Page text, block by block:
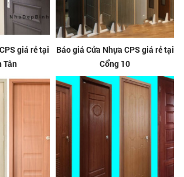
giá rẻ tại
Tân
Báo giá Cửa Nhựa CPS giá rẻ tại
Cổng 10